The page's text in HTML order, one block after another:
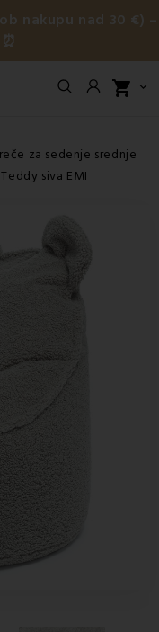
nakupu nad 30 €) –
shopping_cart 
za sedenje srednje
siva EMI